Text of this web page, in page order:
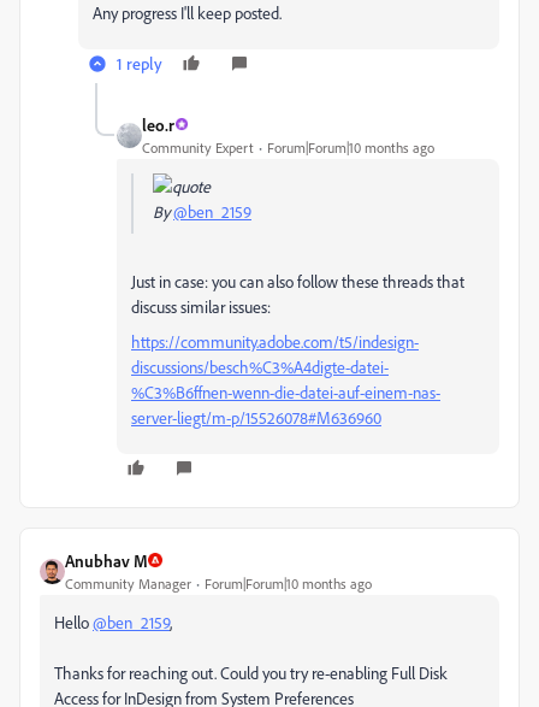
Any progress I'll keep posted.
1 reply
leo.r
Community Expert Forum|Forum|10 months ago
By@ben_2159
Just in case: you can also follow these threads that
discuss similar issues:
https://community.adobe.com/t5/indesign-
discussions/besch%C3%A4digte-datei-
%C3%B6ffnen-wenn-die-datei-auf-einem-nas-
server-liegt/m-p/15526078#M636960
Anubhav M
Community Manager Forum|Forum|10 months ago
Hello@ben_2159,
Thanks for reaching out. Could you try re-enabling Full Disk
Access for InDesign from System Preferences